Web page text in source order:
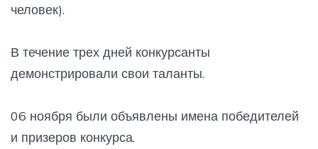
человек).
В течение трех дней конкурсанты
демонстрировали свои таланты.
06 ноября были объявлены имена победителей
и призеров конкурса.